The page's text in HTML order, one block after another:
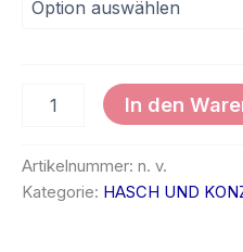
In den
Artikelnummer: n. v.
Kategorie: HASCH UND